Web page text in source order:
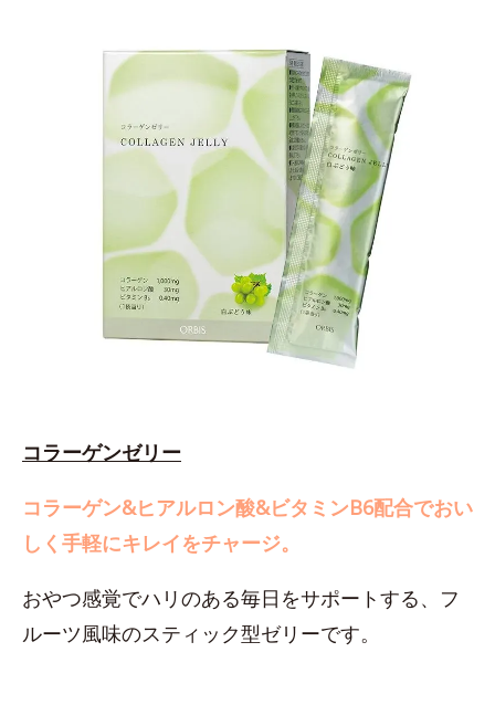
コラーゲンゼリー
コラーゲン&ヒアルロン酸&ビタミンB6配合でおい
しく手軽にキレイをチャージ。
おやつ感覚でハリのある毎日をサポートする、フ
ルーツ風味のスティック型ゼリーです。